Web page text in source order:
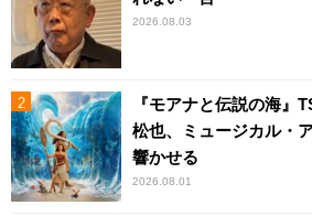
2026.08.03
『モアナと伝説の海』
松也、ミュージカル・
響かせる
2026.08.01